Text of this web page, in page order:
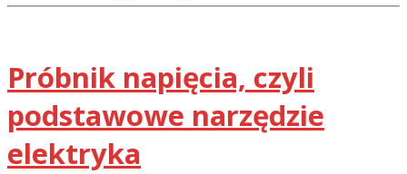
Próbnik napięcia, czyli
podstawowe narzędzie
elektryka